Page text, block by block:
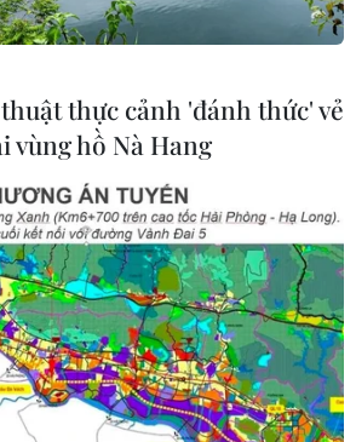
cảnh cướp giật
sa lưới
khám nghiệm
nguyên nhân
thực cảnh 'đánh thức' vẻ
vùng hồ Nà Hang